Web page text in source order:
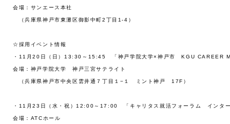
会場：サンエース本社
（兵庫県神戸市東灘区御影中町2丁目1-4）
☆採用イベント情報
・11月20日（日）13:30～15:45　「神戸学院大学×神戸市　KGU CAREER
会場：神戸学院大学　神戸三宮サテライト
（兵庫県神戸市中央区雲井通７丁目１−１　ミント神戸　17F）
・11月23日（水・祝）12:00～17:00　「キャリタス就活フォーラム　インタ
会場：ATCホール